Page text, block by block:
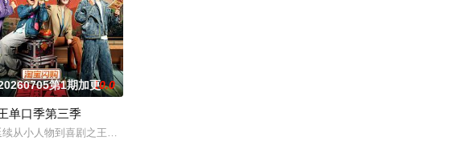
曲”，最终汇编《粤无
补给站完成挑战任务，获取里程盲盒，一路向海，最终解锁
神厨房”再度启幕，从厨艺竞技进化为“点燃城市与大众味蕾的内容超级引擎”，以更大舞台、更
第1期加更10.0
单口季第三季
从小人物到喜剧之王的故事，汇聚来自全国各地脱口秀俱乐部的优秀单口喜剧演员和漫才组合。每